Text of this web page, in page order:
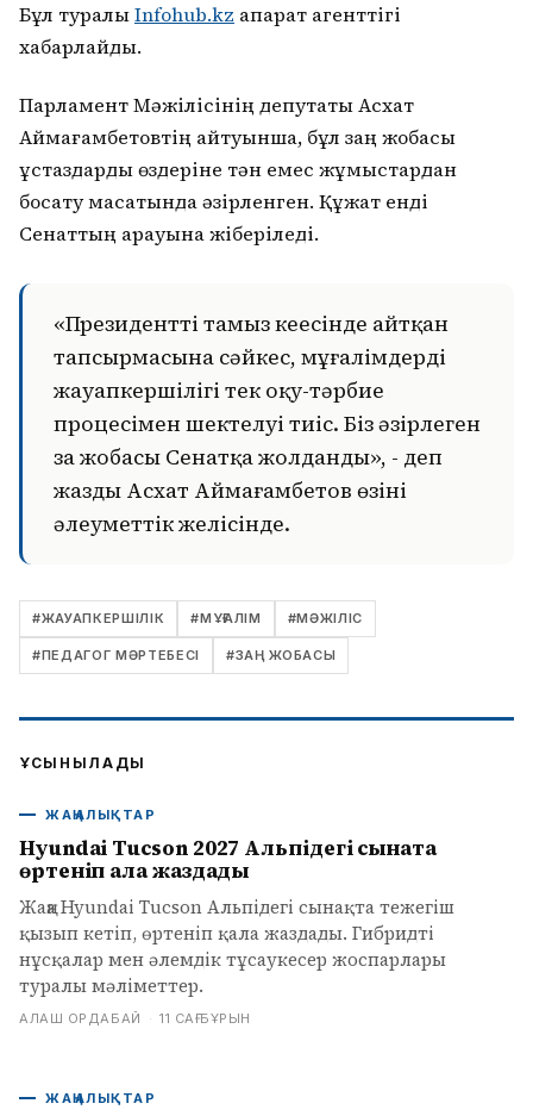
Бұл туралыInfohub.kz ақпарат агенттігі
хабарлайды.
Парламент Мәжілісінің депутаты Асхат
Аймағамбетовтің айтуынша, бұл заң жобасы
ұстаздарды өздеріне тән емес жұмыстардан
босату мақсатында әзірленген. Құжат енді
Сенаттың қарауына жіберіледі.
«Президенттің тамыз кеңесінде айтқан
тапсырмасына сәйкес, мұғалімдердің
жауапкершілігі тек оқу-тәрбие
процесімен шектелуі тиіс. Біз әзірлеген
заң жобасы Сенатқа жолданды», - деп
жазды Асхат Аймағамбетов өзінің
әлеуметтік желісінде.
#ЖАУАПКЕРШІЛІК #МҰҒАЛІМ #МӘЖІЛІС
#ПЕДАГОГ МӘРТЕБЕСІ #ЗАҢ ЖОБАСЫ
ҰСЫНЫЛАДЫ
ЖАҢАЛЫҚТАР
Hyundai Tucson 2027 Альпідегі сынақта
өртеніп қала жаздады
Жаңа Hyundai Tucson Альпідегі сынақта тежегіш
қызып кетіп, өртеніп қала жаздады. Гибридті
нұсқалар мен әлемдік тұсаукесер жоспарлары
туралы мәліметтер.
АЛАШ ОРДАБАЙ · 11 САҒ БҰРЫН
ЖАҢАЛЫҚТАР